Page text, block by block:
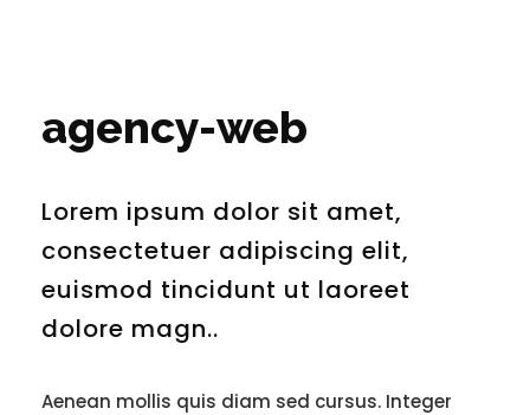
agency-web
Lorem ipsum dolor sit amet,
consectetuer adipiscing elit,
euismod tincidunt ut laoreet
dolore magn..
Aenean mollis quis diam sed cursus. Integer